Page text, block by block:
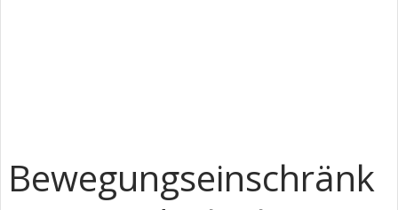
Bewegungseinschränk